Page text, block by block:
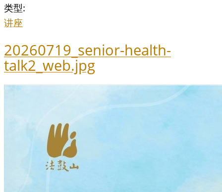
类型:
讲座
20260719_senior-health-
talk2_web.jpg